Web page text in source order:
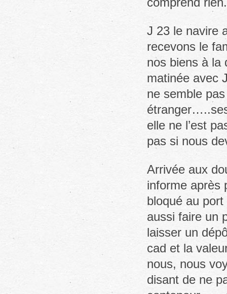
J 23 le navire
recevons le
nos biens à la
matinée avec
ne semble
elle ne l’est
pas si nous
Arrivée aux
informe après
bloqué au
aussi faire un
laisser un
cad et la
nous, nous
disant de ne